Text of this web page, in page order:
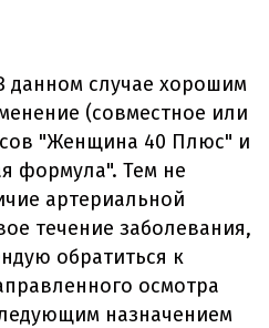
данном случае хорошим
(совместное или
"Женщина 40 Плюс" и
формула". Тем не
артериальной
течение заболевания,
обратиться к
осмотра
назначением